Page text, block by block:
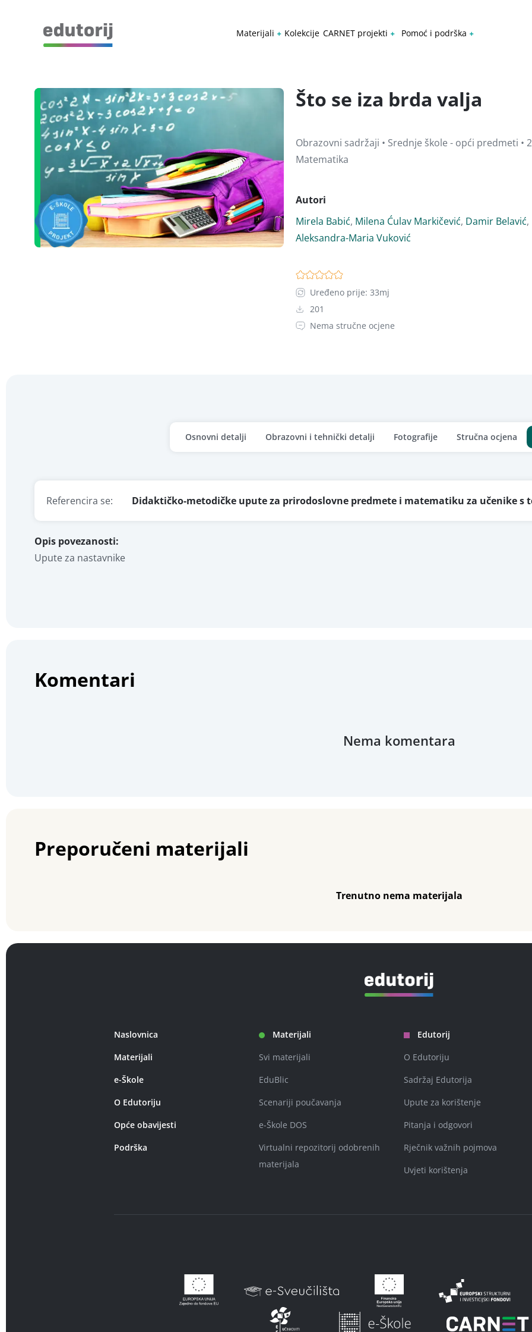
Materijali Kolekcije CARNET projekti Pomoć i podrška
Što se iza brda valja
Obrazovni sadržaji • Srednje škole - opći predmeti •
Matematika
Autori
Mirela Babić, Milena Ćulav Markičević, Damir Belavić,
Aleksandra-Maria Vuković
Uređeno prije: 33mj
201
Nema stručne ocjene
Osnovni detalji Obrazovni i tehnički detalji Fotografije Stručna ocjena
Referencira se: Didaktičko-metodičke upute za prirodoslovne predmete i matematiku za učenike s
Opis povezanosti:
Upute za nastavnike
Komentari
Nema komentara
Preporučeni materijali
Trenutno nema materijala
Naslovnica
Materijali
e-Škole
O Edutoriju
Opće obavijesti
Podrška
Materijali
Svi materijali
EduBlic
Scenariji poučavanja
e-Škole DOS
Virtualni repozitorij odobrenih
materijala
Edutorij
O Edutoriju
Sadržaj Edutorija
Upute za korištenje
Pitanja i odgovori
Rječnik važnih pojmova
Uvjeti korištenja